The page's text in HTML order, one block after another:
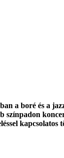
a boré és a
színpadon